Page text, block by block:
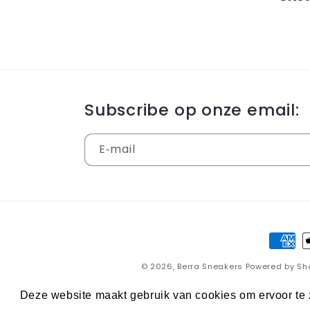
Deze website maakt gebruik van cookies om ervoor
Subscribe op onze email:
E‑mail
© 2026, Berra Sneakers Powered by